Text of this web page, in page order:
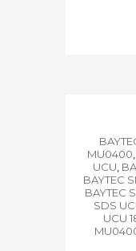
MU0400,
UCU,
BAYTEC
BAYTEC
SDS
UCU